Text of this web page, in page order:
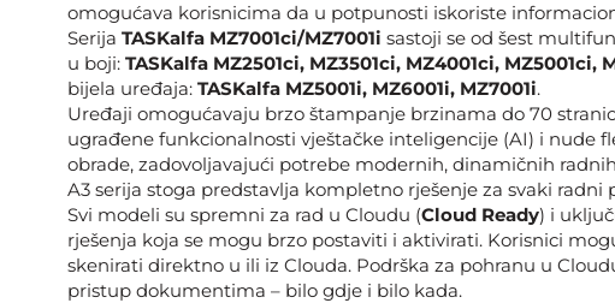
omogućava korisnicima da u potpunosti iskoriste
Serija TASKalfa MZ7001ci/MZ7001i sastoji se od šest
u boji: TASKalfa MZ2501ci, MZ3501ci, MZ4001ci, MZ5001ci,
bijela uređaja: TASKalfa MZ5001i, MZ6001i, MZ7001i.
Uređaji omogućavaju brzo štampanje brzinama do 70
ugrađene funkcionalnosti vještačke inteligencije (AI) i nude
obrade, zadovoljavajući potrebe modernih, dinamičnih
A3 serija stoga predstavlja kompletno rješenje za svaki radni
Svi modeli su spremni za rad u Cloudu (Cloud Ready) i
rješenja koja se mogu brzo postaviti i aktivirati. Korisnici
skenirati direktno u ili iz Clouda. Podrška za pohranu u
pristup dokumentima – bilo gdje i bilo kada.